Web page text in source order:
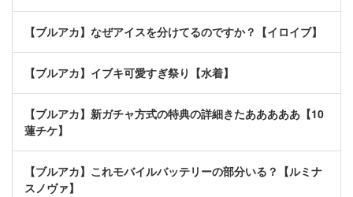
【ブルアカ】なぜアイスを分けてるのですか？【イロイブ】
【ブルアカ】イブキ可愛すぎ祭り【水着】
【ブルアカ】新ガチャ方式の特典の詳細きたあああああ【10
蓮チケ】
【ブルアカ】これモバイルバッテリーの部分いる？【ルミナ
スノヴァ】